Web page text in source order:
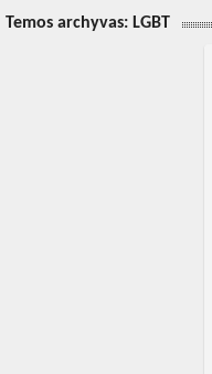
Temos archyvas: LGBT